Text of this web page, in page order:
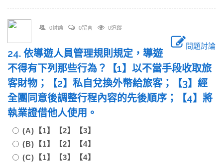
0討論 0留言 0追蹤
問題討論
24. 依導遊人員管理規則規定，導遊
不得有下列那些行為？【1】以不當手段收取旅
客財物；【2】私自兌換外幣給旅客；【3】經
全團同意後調整行程內容的先後順序；【4】將
執業證借他人使用。
(A)【1】【2】【3】
(B)【1】【2】【4】
(C)【1】【3】【4】